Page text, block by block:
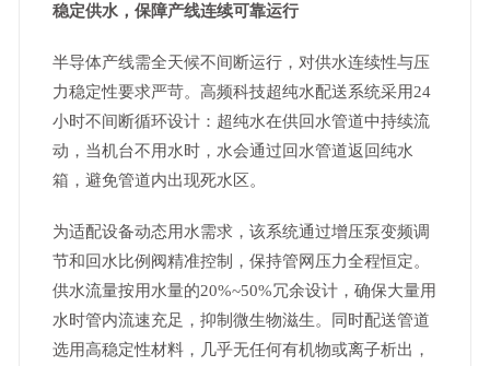
稳定供水，保障产线连续可靠运行
半导体产线需全天候不间断运行，对供水连续性与压
力稳定性要求严苛。高频科技超纯水配送系统采用24
小时不间断循环设计：超纯水在供回水管道中持续流
动，当机台不用水时，水会通过回水管道返回纯水
箱，避免管道内出现死水区。
为适配设备动态用水需求，该系统通过增压泵变频调
节和回水比例阀精准控制，保持管网压力全程恒定。
供水流量按用水量的20%~50%冗余设计，确保大量用
水时管内流速充足，抑制微生物滋生。同时配送管道
选用高稳定性材料，几乎无任何有机物或离子析出，